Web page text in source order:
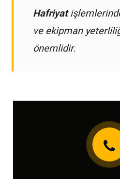
Hafriyat
ve ekipman
önemlidir.